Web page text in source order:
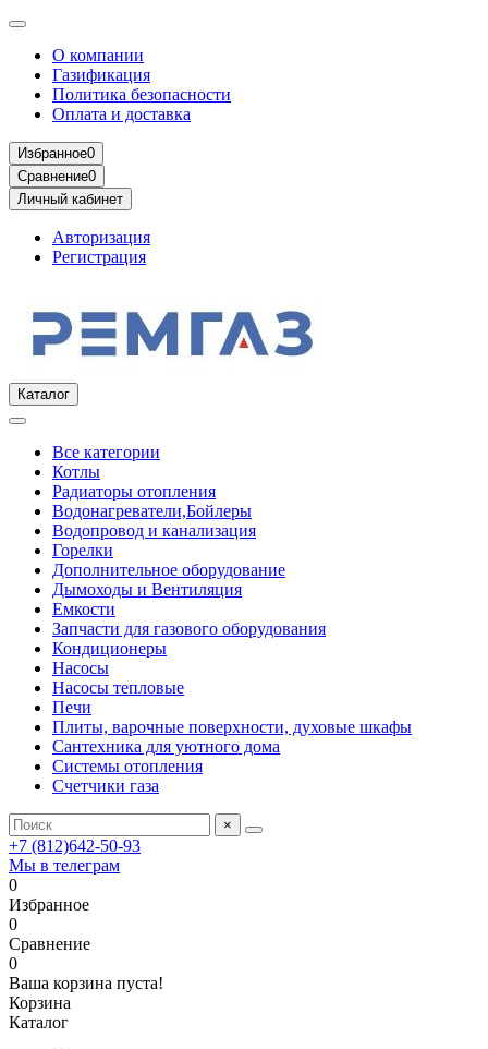
О компании
Газификация
Политика безопасности
Оплата и доставка
Избранное0
Сравнение0
Личный кабинет
Авторизация
Регистрация
Каталог
Все категории
Котлы
Радиаторы отопления
Водонагреватели,Бойлеры
Водопровод и канализация
Горелки
Дополнительное оборудование
Дымоходы и Вентиляция
Емкости
Запчасти для газового оборудования
Кондиционеры
Насосы
Насосы тепловые
Печи
Плиты, варочные поверхности, духовые шкафы
Сантехника для уютного дома
Системы отопления
Счетчики газа
×
+7 (812)642-50-93
Мы в телеграм
0
Избранное
0
Сравнение
0
Ваша корзина пуста!
Корзина
Каталог